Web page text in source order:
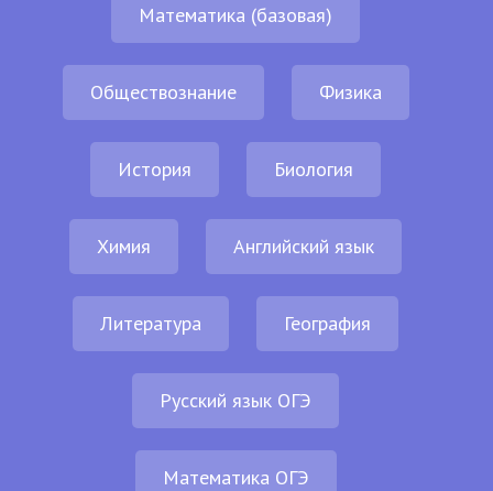
Математика (базовая)
Обществознание Физика
История Биология
Химия Английский язык
Литература География
Русский язык ОГЭ
Математика ОГЭ